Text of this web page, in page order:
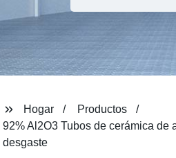
Hogar
Productos
92% Al2O3 Tubos de cerámica de
desgaste